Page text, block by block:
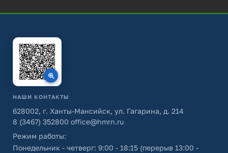
НАШИ КОНТАКТЫ
628002, г. Ханты-Мансийск, ул. Гагарина, д. 214
8 (3467) 352800 office@hmrn.ru
Режим работы:
Понедельник - четверг: 9:00 - 18:15 (перерыв 13:00 -